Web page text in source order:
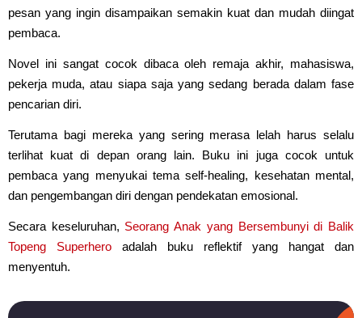
pesan yang ingin disampaikan semakin kuat dan mudah diingat
pembaca.
Novel ini sangat cocok dibaca oleh remaja akhir, mahasiswa,
pekerja muda, atau siapa saja yang sedang berada dalam fase
pencarian diri.
Terutama bagi mereka yang sering merasa lelah harus selalu
terlihat kuat di depan orang lain. Buku ini juga cocok untuk
pembaca yang menyukai tema self-healing, kesehatan mental,
dan pengembangan diri dengan pendekatan emosional.
Secara keseluruhan, Seorang Anak yang Bersembunyi di Balik
Topeng Superhero adalah buku reflektif yang hangat dan
menyentuh.